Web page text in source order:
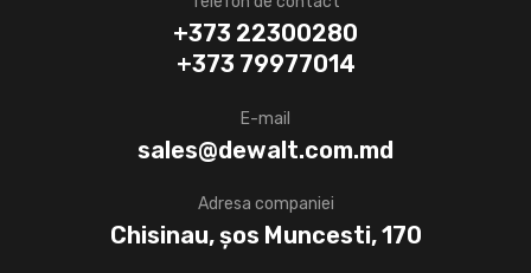
+373 22300280
+373 79977014
E-mail
sales@dewalt.com.md
Adresa companiei
Chisinau, șos Muncesti, 170